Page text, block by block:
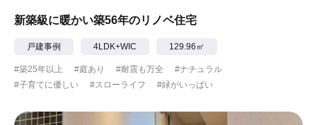
新築級に暖かい築56年のリノベ住宅
戸建事例 4LDK+WIC 129.96㎡
#築25年以上 #庭あり #耐震も万全
#ナチュラル
#子育てに優しい
#スローライフ #緑がいっぱい